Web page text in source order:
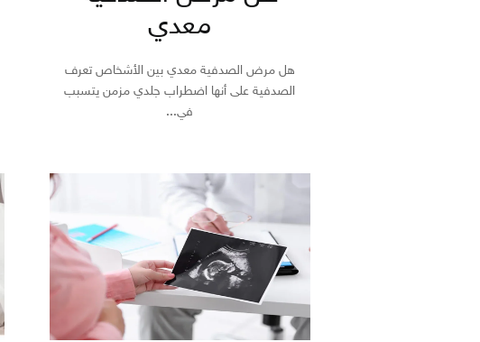
معدي
هل مرض الصدفية معدي بين الأشخاص تعرف
الصدفية على أنها اضطراب جلدي مزمن يتسبب
في...